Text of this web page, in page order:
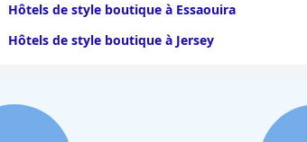
Hôtels de style boutique à Essaouira
Hôtels de style boutique à Jersey
Hôtels de style boutique à Fort Lauderdale
Hôtels de style boutique dans le Montana